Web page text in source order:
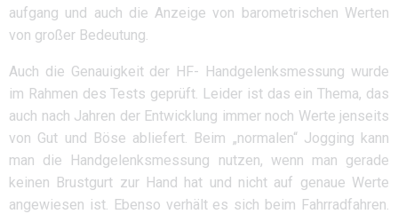
aufgang und auch die Anzeige von barometrischen Werten
von großer Bedeutung.
Auch die Genauigkeit der HF- Handgelenksmessung wurde
im Rahmen des Tests geprüft. Leider ist das ein Thema, das
auch nach Jahren der Entwicklung immer noch Werte jenseits
von Gut und Böse abliefert. Beim „normalen“ Jogging kann
man die Handgelenksmessung nutzen, wenn man gerade
keinen Brustgurt zur Hand hat und nicht auf genaue Werte
angewiesen ist. Ebenso verhält es sich beim Fahrradfahren.